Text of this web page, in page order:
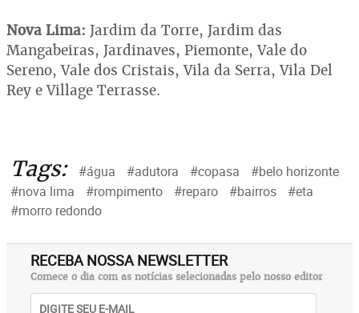
Nova Lima: Jardim da Torre, Jardim das
Mangabeiras, Jardinaves, Piemonte, Vale do
Sereno, Vale dos Cristais, Vila da Serra, Vila Del
Rey e Village Terrasse.
Tags: #água #adutora #copasa
#belo horizonte
#nova lima
#rompimento #reparo #bairros
#eta
#morro redondo
RECEBA NOSSA NEWSLETTER
Comece o dia com as notícias selecionadas pelo nosso editor